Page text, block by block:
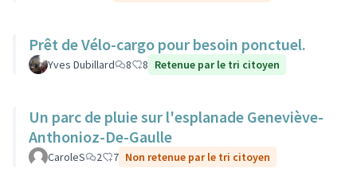
Prêt de Vélo-cargo pour besoin ponctuel.
Yves Dubillard 8 8 Retenue par le tri citoyen
Un parc de pluie sur l'esplanade Geneviève-
Anthonioz-De-Gaulle
CaroleS 2 7 Non retenue par le tri citoyen